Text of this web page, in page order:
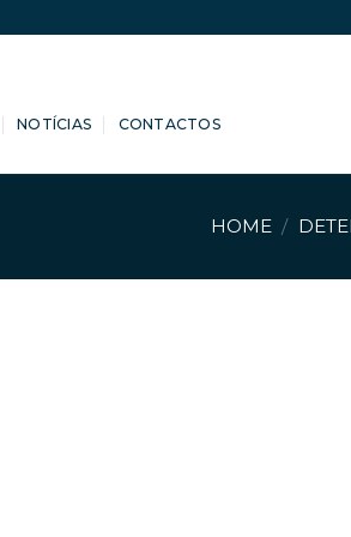
NOTÍCIAS CONTACTOS
HOME /